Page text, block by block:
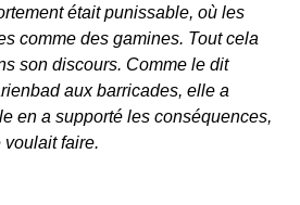
était punissable, où les
comme des gamines. Tout cela
son discours. Comme le dit
aux barricades, elle a
en a supporté les conséquences,
faire.